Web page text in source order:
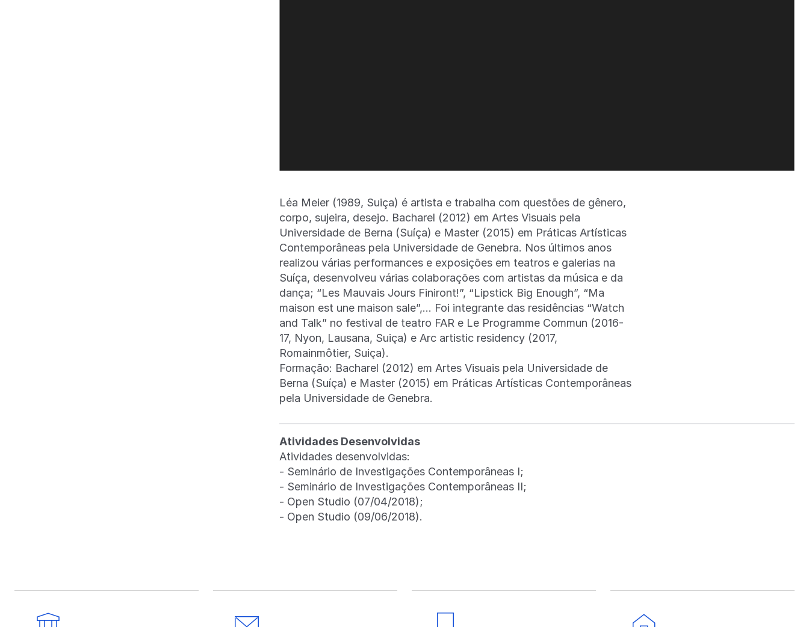
Léa Meier (1989, Suiça) é artista e trabalha com questões de gênero,
corpo, sujeira, desejo. Bacharel (2012) em Artes Visuais pela
Universidade de Berna (Suíça) e Master (2015) em Práticas Artísticas
Contemporâneas pela Universidade de Genebra. Nos últimos anos
realizou várias performances e exposições em teatros e galerias na
Suíça, desenvolveu várias colaborações com artistas da música e da
dança; “Les Mauvais Jours Finiront!”, “Lipstick Big Enough”, “Ma
maison est une maison sale”,… Foi integrante das residências “Watch
and Talk” no festival de teatro FAR e Le Programme Commun (2016-
17, Nyon, Lausana, Suiça) e Arc artistic residency (2017,
Romainmôtier, Suiça).
Formação: Bacharel (2012) em Artes Visuais pela Universidade de
Berna (Suíça) e Master (2015) em Práticas Artísticas Contemporâneas
pela Universidade de Genebra.
Atividades Desenvolvidas
Atividades desenvolvidas:
- Seminário de Investigações Contemporâneas I;
- Seminário de Investigações Contemporâneas II;
- Open Studio (07/04/2018);
- Open Studio (09/06/2018).